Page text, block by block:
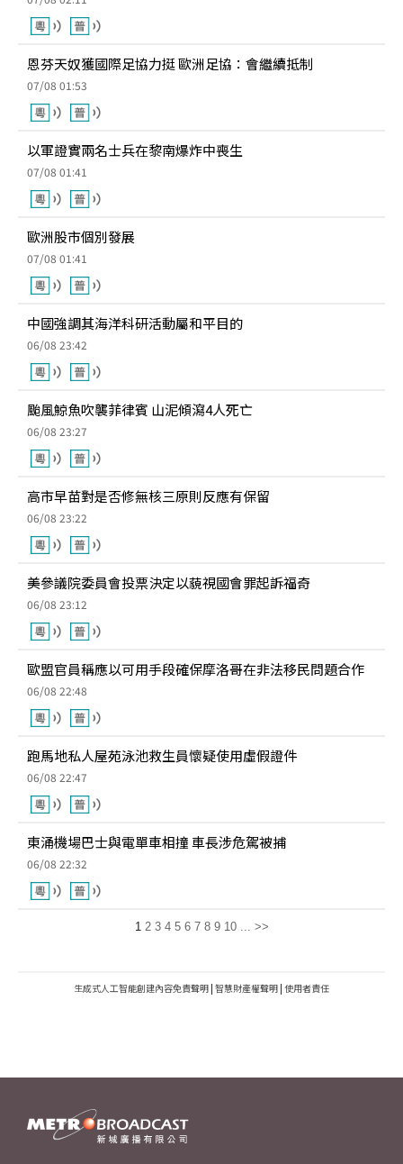
恩芬天奴獲國際足協力挺 歐洲足協：會繼續抵制
07/08 01:53
以軍證實兩名士兵在黎南爆炸中喪生
07/08 01:41
歐洲股市個別發展
07/08 01:41
中國強調其海洋科研活動屬和平目的
06/08 23:42
颱風鯨魚吹襲菲律賓 山泥傾瀉4人死亡
06/08 23:27
高市早苗對是否修無核三原則反應有保留
06/08 23:22
美參議院委員會投票決定以藐視國會罪起訴福奇
06/08 23:12
歐盟官員稱應以可用手段確保摩洛哥在非法移民問題合作
06/08 22:48
跑馬地私人屋苑泳池救生員懷疑使用虛假證件
06/08 22:47
東涌機場巴士與電單車相撞 車長涉危駕被捕
06/08 22:32
1 2 3 4 5 6 7 8 9 10 ... >>
生成式人工智能創建內容免責聲明 | 智慧財產權聲明 | 使用者責任